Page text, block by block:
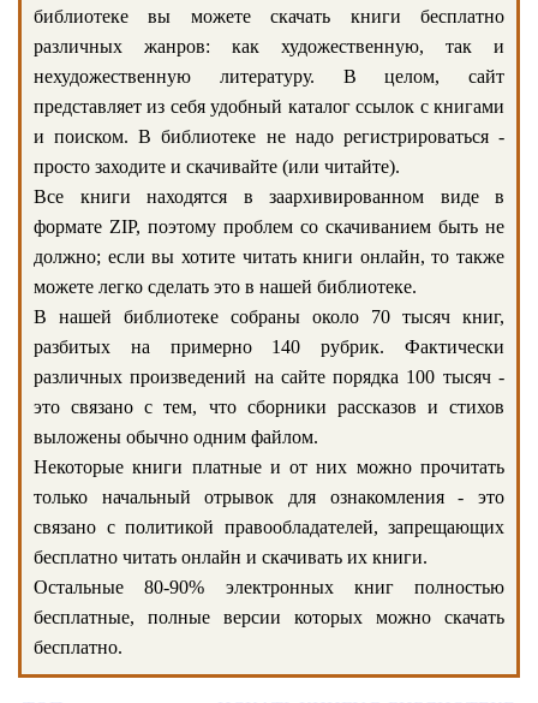
библиотеке вы можете скачать книги бесплатно
различных жанров: как художественную, так и
нехудожественную литературу. В целом, сайт
представляет из себя удобный каталог ссылок с книгами
и поиском. В библиотеке не надо регистрироваться -
просто заходите и скачивайте (или читайте).
Все книги находятся в заархивированном виде в
формате ZIP, поэтому проблем со скачиванием быть не
должно; если вы хотите читать книги онлайн, то также
можете легко сделать это в нашей библиотеке.
В нашей библиотеке собраны около 70 тысяч книг,
разбитых на примерно 140 рубрик. Фактически
различных произведений на сайте порядка 100 тысяч -
это связано с тем, что сборники рассказов и стихов
выложены обычно одним файлом.
Некоторые книги платные и от них можно прочитать
только начальный отрывок для ознакомления - это
связано с политикой правообладателей, запрещающих
бесплатно читать онлайн и скачивать их книги.
Остальные 80-90% электронных книг полностью
бесплатные, полные версии которых можно скачать
бесплатно.